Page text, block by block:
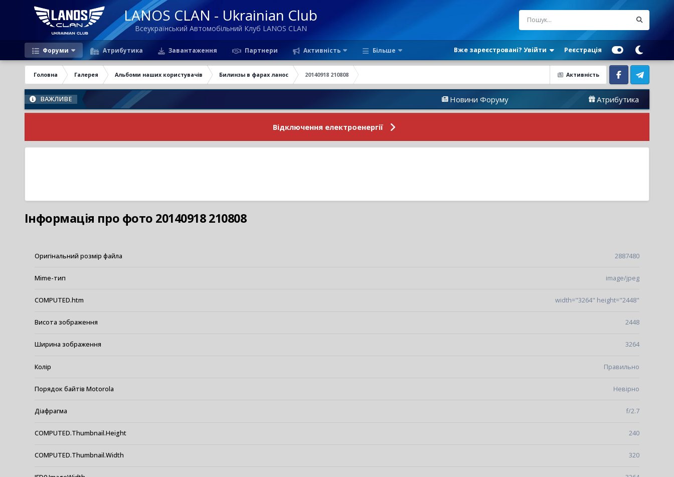
LANOS CLAN - Ukrainian Club
Всеукраїнський Автомобільний Клуб LANOS CLAN
Форуми Атрибутика Завантаження Партнери Активність Більше Вже зареєстровані? Увійти Реєстрація
Активність
Головна Галерея Альбоми наших користувачів Билинзы в фарах ланос 20140918 210808
Facebook Telegram
ВАЖЛИВЕ Новини Форуму Атрибутика
Відключення електроенергії
Інформація про фото 20140918 210808
Оригінальний розмір файла 2887480
Mime-тип image/jpeg
COMPUTED.htm width="3264" height="2448"
Висота зображення 2448
Ширина зображення 3264
Колір Правильно
Порядок байтів Motorola Невірно
Діафрагма f/2.7
COMPUTED.Thumbnail.Height 240
COMPUTED.Thumbnail.Width 320